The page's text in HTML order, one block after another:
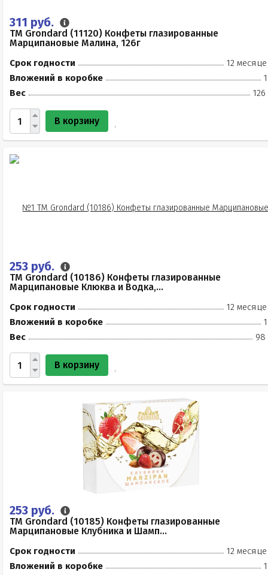
311 руб.
TM Grondard (11120) Конфеты глазированные
Марципановые Малина, 126г
Срок годности
12
Вложений в коробке
Вес
126
В корзину
253 руб.
TM Grondard (10186) Конфеты глазированные
Марципановые Клюква и Водка,...
Срок годности
12
Вложений в коробке
Вес
98
В корзину
253 руб.
TM Grondard (10185) Конфеты глазированные
Марципановые Клубника и Шамп...
Срок годности
12
Вложений в коробке